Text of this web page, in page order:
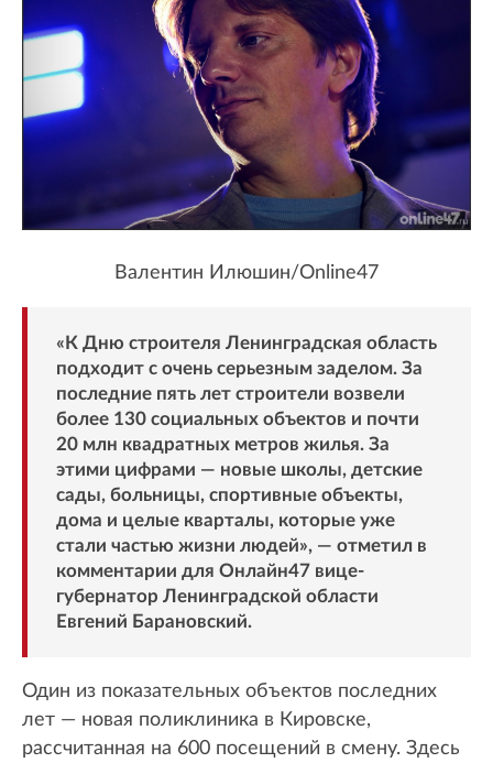
Валентин Илюшин/Online47
«К Дню строителя Ленинградская область
подходит с очень серьезным заделом. За
последние пять лет строители возвели
более 130 социальных объектов и почти
20 млн квадратных метров жилья. За
этими цифрами — новые школы, детские
сады, больницы, спортивные объекты,
дома и целые кварталы, которые уже
стали частью жизни людей», — отметил в
комментарии для Онлайн47 вице-
губернатор Ленинградской области
Евгений Барановский.
Один из показательных объектов последних
лет — новая поликлиника в Кировске,
рассчитанная на 600 посещений в смену. Здесь